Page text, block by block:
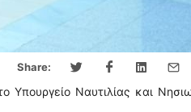
Share:
Ναυτιλίας και